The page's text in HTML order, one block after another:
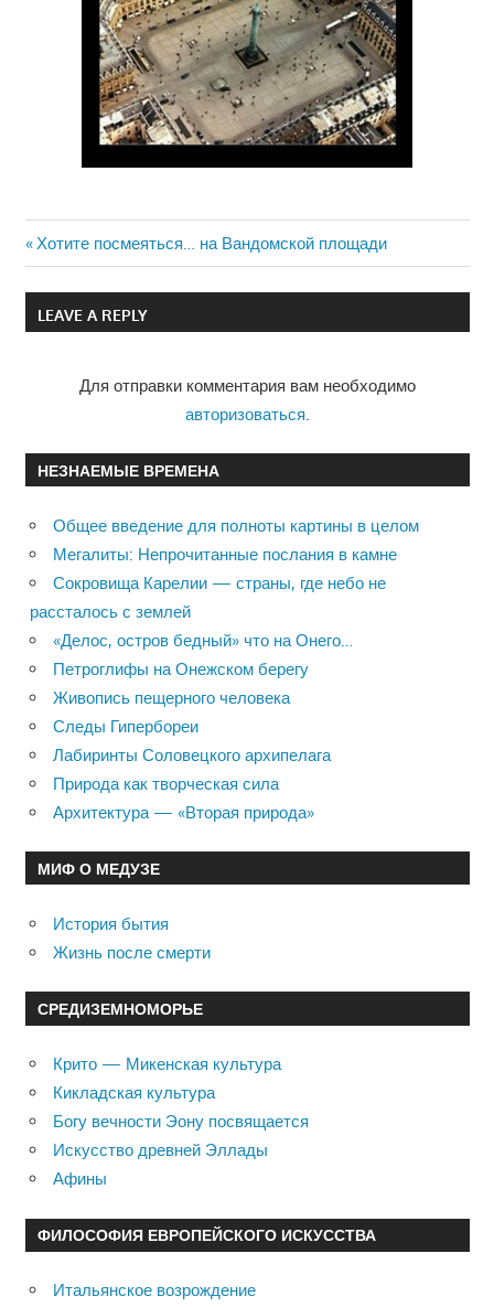
Навигация
по
Previous
Post:
Хотите посмеяться… на Вандомской площади
LEAVE A REPLY
Для отправки комментария вам необходимо
авторизоваться
НЕЗНАЕМЫЕ ВРЕМЕНА
Общее введение для полноты картины в целом
Мегалиты: Непрочитанные послания в камне
Сокровища Карелии — страны, где небо не
рассталось с землей
«Делос, остров бедный» что на Онего…
Петроглифы на Онежском берегу
Живопись пещерного человека
Следы Гипербореи
Лабиринты Соловецкого архипелага
Природа как творческая сила
Архитектура — «Вторая природа»
МИФ О МЕДУЗЕ
История бытия
Жизнь после смерти
СРЕДИЗЕМНОМОРЬЕ
Крито — Микенская культура
Кикладская культура
Богу вечности Эону посвящается
Искусство древней Эллады
Афины
ФИЛОСОФИЯ ЕВРОПЕЙСКОГО ИСКУССТВА
Итальянское возрождение